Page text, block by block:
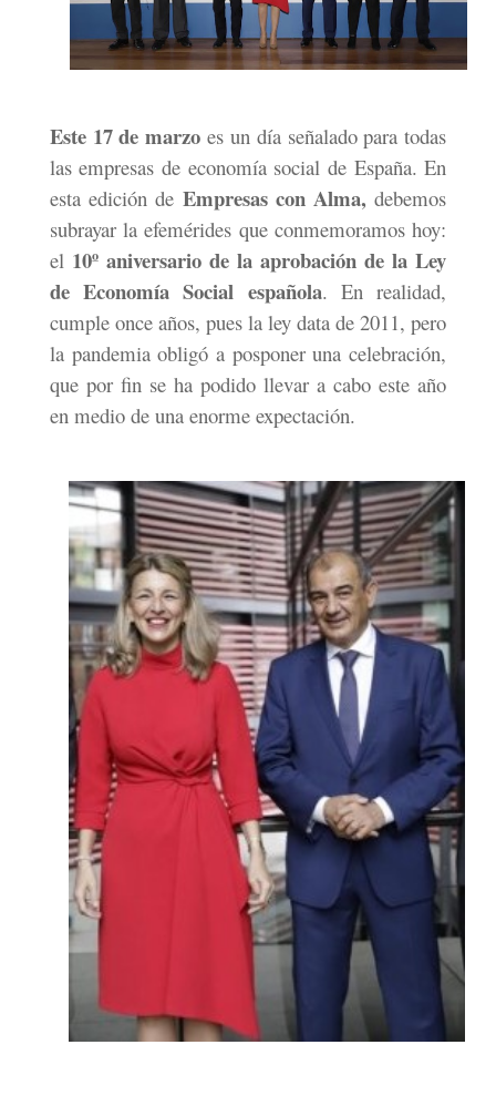
Este 17 de marzo es un día señalado para todas
las empresas de economía social de España. En
esta edición de Empresas con Alma,debemos
subrayar la efemérides que conmemoramos hoy:
el 10º aniversario de la aprobación de la Ley
de Economía Social española. En realidad,
cumple once años, pues la ley data de 2011, pero
la pandemia obligó a posponer una celebración,
que por fin se ha podido llevar a cabo este año
en medio de una enorme expectación.